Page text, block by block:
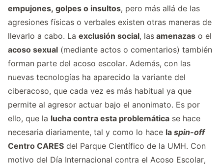
empujones, golpes o insultos, pero más allá de las
agresiones físicas o verbales existen otras maneras de
llevarlo a cabo. La exclusión social, las amenazas o el
acoso sexual (mediante actos o comentarios) también
forman parte del acoso escolar. Además, con las
nuevas tecnologías ha aparecido la variante del
ciberacoso, que cada vez es más habitual ya que
permite al agresor actuar bajo el anonimato. Es por
ello, que la lucha contra esta problemática se hace
necesaria diariamente, tal y como lo hace la spin-off
Centro CARES del Parque Científico de la UMH. Con
motivo del Día Internacional contra el Acoso Escolar,